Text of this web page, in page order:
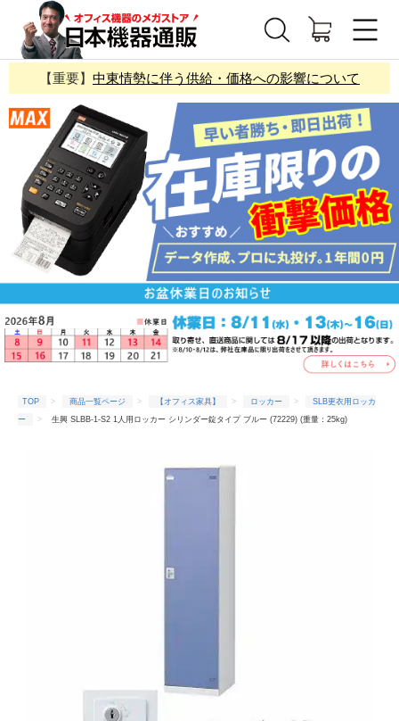
【重要】 中東情勢に伴う供給・価格への影響について
TOP 商品一覧ページ 【オフィス家具】 ロッカー
SLB更衣用ロッカ
ー
生興 SLBB-1-S2 1人用ロッカー シリンダー錠タイプ ブルー (72229) (重量：25kg)